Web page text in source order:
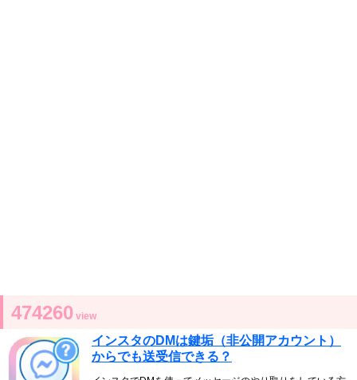
474260 view
インスタのDMは鍵垢（非公開アカウント）
からでも送受信できる？